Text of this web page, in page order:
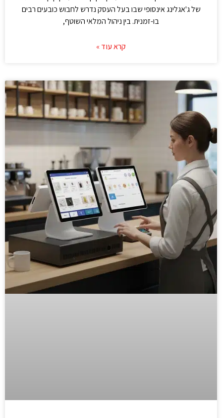
של ג'אגלינג אינסופי שבו בעל העסק נדרש לחבוש כובעים רבים
בו-זמנית. בין ניהול המלאי השוטף,
קרא עוד »